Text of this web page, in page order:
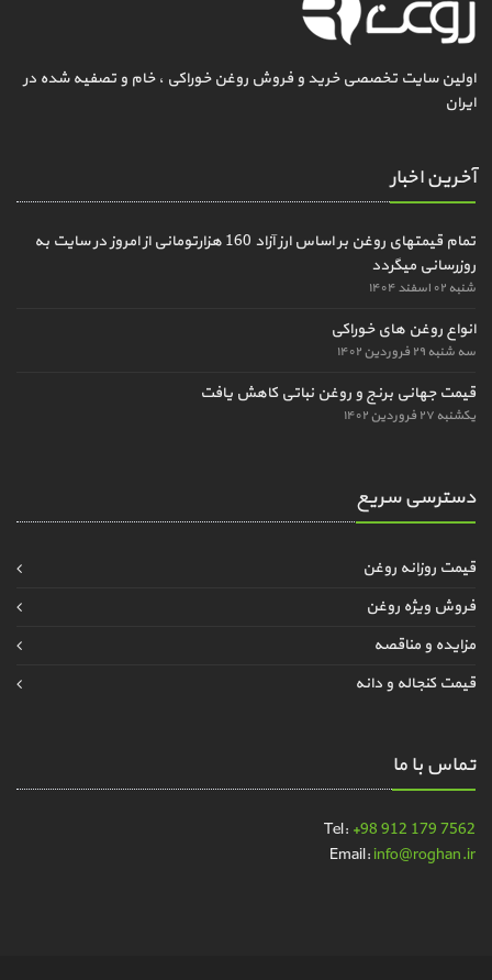
اولین سایت تخصصی خرید و فروش روغن خوراکی ، خام و تصفیه شده در
ایران
آخرین اخبار
تمام قیمتهای روغن بر اساس ارز آزاد 160 هزارتومانی از امروز در سایت به
روزرسانی میگردد
شنبه ۰۲ اسفند ۱۴۰۴
انواع روغن های خوراکی
سه شنبه ۲۹ فروردین ۱۴۰۲
قیمت جهانی برنج و روغن نباتی کاهش یافت
یکشنبه ۲۷ فروردین ۱۴۰۲
دسترسی سریع
قیمت روزانه روغن
فروش ویژه روغن
مزایده و مناقصه
قیمت کنجاله و دانه
تماس با ما
Tel: +98 912 179 7562
Email:info@roghan.ir